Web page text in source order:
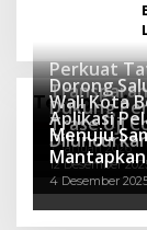
Teknologi
Perkuat
Luncurkan
8 Juli 2026
Dorong
Dukung
8 April 2026
Wali Kota
Trase Uji
7 Januari 2026
Aplikasi
Lebih
12 Desember
Menuju
Mantapkan
4 Desember